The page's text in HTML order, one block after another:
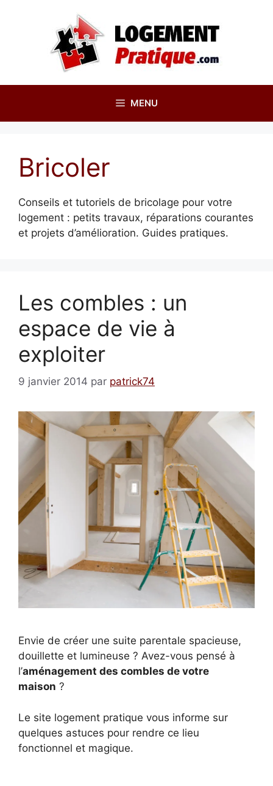
MENU
Bricoler
Conseils et tutoriels de bricolage pour votre
logement : petits travaux, réparations courantes
et projets d’amélioration. Guides pratiques.
Les combles : un
espace de vie à
exploiter
9 janvier 2014 par patrick74
Envie de créer une suite parentale spacieuse,
douillette et lumineuse ? Avez-vous pensé à
l’aménagement des combles de votre
maison ?
Le site logement pratique vous informe sur
quelques astuces pour rendre ce lieu
fonctionnel et magique.